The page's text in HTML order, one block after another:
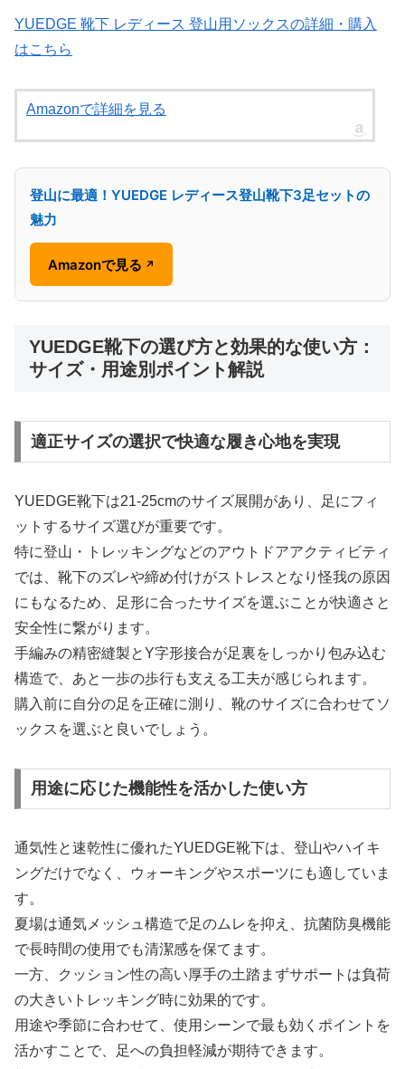
YUEDGE 靴下 レディース 登山用ソックスの詳細・購入
はこちら
Amazonで詳細を見る
登山に最適！YUEDGE レディース登山靴下3足セットの
魅力
Amazonで見る ↗
YUEDGE靴下の選び方と効果的な使い方：
サイズ・用途別ポイント解説
適正サイズの選択で快適な履き心地を実現
YUEDGE靴下は21-25cmのサイズ展開があり、足にフィ
ットするサイズ選びが重要です。
特に登山・トレッキングなどのアウトドアアクティビティ
では、靴下のズレや締め付けがストレスとなり怪我の原因
にもなるため、足形に合ったサイズを選ぶことが快適さと
安全性に繋がります。
手編みの精密縫製とY字形接合が足裏をしっかり包み込む
構造で、あと一歩の歩行も支える工夫が感じられます。
購入前に自分の足を正確に測り、靴のサイズに合わせてソ
ックスを選ぶと良いでしょう。
用途に応じた機能性を活かした使い方
通気性と速乾性に優れたYUEDGE靴下は、登山やハイキ
ングだけでなく、ウォーキングやスポーツにも適していま
す。
夏場は通気メッシュ構造で足のムレを抑え、抗菌防臭機能
で長時間の使用でも清潔感を保てます。
一方、クッション性の高い厚手の土踏まずサポートは負荷
の大きいトレッキング時に効果的です。
用途や季節に合わせて、使用シーンで最も効くポイントを
活かすことで、足への負担軽減が期待できます。